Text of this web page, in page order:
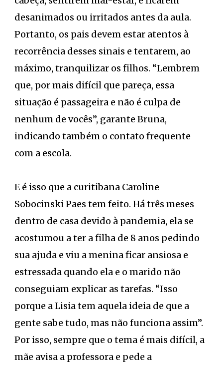
desanimados ou irritados antes da aula.
Portanto, os pais devem estar atentos à
recorrência desses sinais e tentarem, ao
máximo, tranquilizar os filhos. “Lembrem
que, por mais difícil que pareça, essa
situação é passageira e não é culpa de
nenhum de vocês”, garante Bruna,
indicando também o contato frequente
com a escola.
E é isso que a curitibana Caroline
Sobocinski Paes tem feito. Há três meses
dentro de casa devido à pandemia, ela se
acostumou a ter a filha de 8 anos pedindo
sua ajuda e viu a menina ficar ansiosa e
estressada quando ela e o marido não
conseguiam explicar as tarefas. “Isso
porque a Lisia tem aquela ideia de que a
gente sabe tudo, mas não funciona assim”.
Por isso, sempre que o tema é mais difícil, a
mãe avisa a professora e pede a